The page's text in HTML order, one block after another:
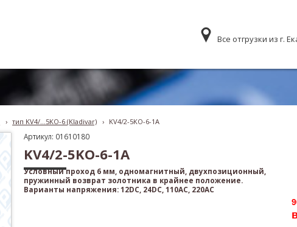
Все отгрузки из г.
› тип KV4/...5KO-6 (Kladivar) › KV4/2-5KO-6-1A
Артикул: 01610180
KV4/2-5KO-6-1A
Условный проход 6 мм, одномагнитный, двухпозиционный,
пружинный возврат золотника в крайнее положение.
Варианты напряжения: 12DC, 24DC, 110AC, 220AC